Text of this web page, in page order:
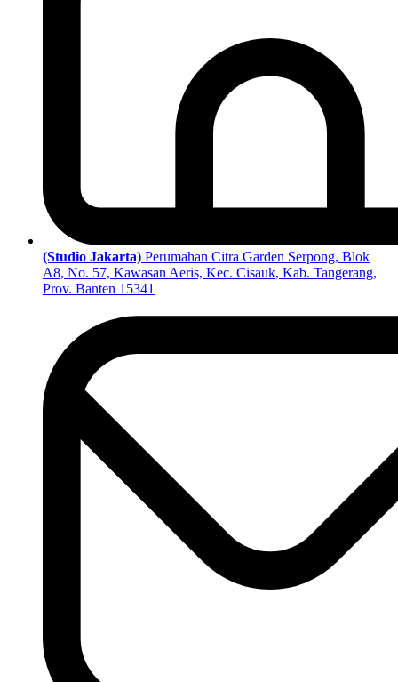
(Studio Jakarta) Perumahan Citra Garden Serpong, Blok
A8, No. 57, Kawasan Aeris, Kec. Cisauk, Kab. Tangerang,
Prov. Banten 15341